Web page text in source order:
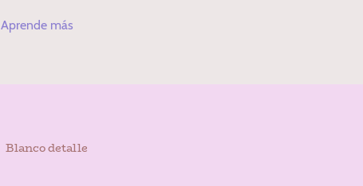
Aprende más
Blanco detalle